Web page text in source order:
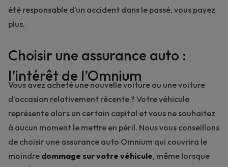
été responsable d’un accident dans le passé, vous payez
plus.
Choisir une assurance auto :
l’intérêt de l’Omnium
Vous avez acheté une nouvelle voiture ou une voiture
d’occasion relativement récente ? Votre véhicule
représente alors un certain capital et vous ne souhaitez
à aucun moment le mettre en péril. Nous vous conseillons
de choisir une assurance auto Omnium qui couvrira le
moindre dommage sur votre véhicule, même lorsque